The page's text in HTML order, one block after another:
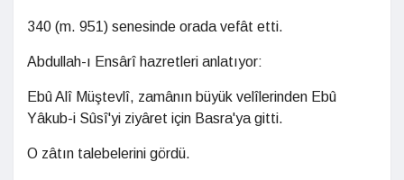
340 (m. 951) senesinde orada vefât etti.
Abdullah-ı Ensârî hazretleri anlatıyor:
Ebû Alî Müştevlî, zamânın büyük velîlerinden Ebû
Yâkub-i Sûsî'yi ziyâret için Basra'ya gitti.
O zâtın talebelerini gördü.